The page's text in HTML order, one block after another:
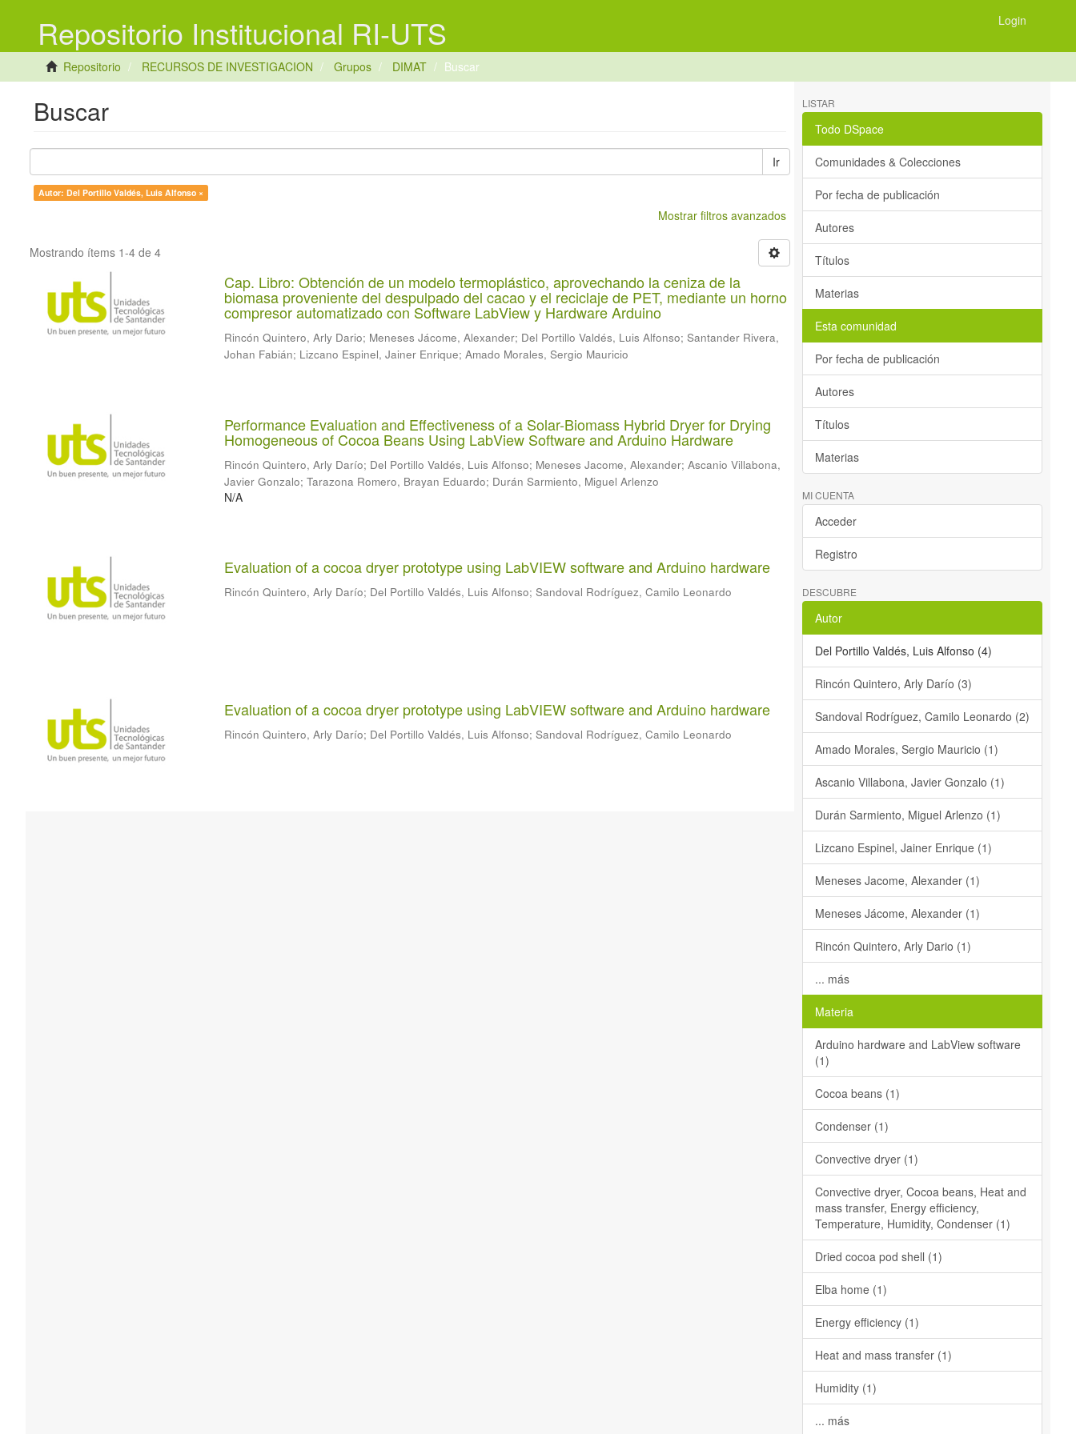
Repositorio Institucional RI-UTS Login
Repositorio RECURSOS DE INVESTIGACION Grupos DIMAT Buscar
Buscar
Ir
Autor: Del Portillo Valdés, Luis Alfonso ×
Mostrar filtros avanzados
Mostrando ítems 1-4 de 4
Cap. Libro: Obtención de un modelo termoplástico, aprovechando la ceniza de la
biomasa proveniente del despulpado del cacao y el reciclaje de PET, mediante un horno
compresor automatizado con Software LabView y Hardware Arduino
Rincón Quintero, Arly Dario; Meneses Jácome, Alexander; Del Portillo Valdés, Luis Alfonso; Santander Rivera,
Johan Fabián; Lizcano Espinel, Jainer Enrique; Amado Morales, Sergio Mauricio
Performance Evaluation and Effectiveness of a Solar-Biomass Hybrid Dryer for Drying
Homogeneous of Cocoa Beans Using LabView Software and Arduino Hardware
Rincón Quintero, Arly Darío; Del Portillo Valdés, Luis Alfonso; Meneses Jacome, Alexander; Ascanio Villabona,
Javier Gonzalo; Tarazona Romero, Brayan Eduardo; Durán Sarmiento, Miguel Arlenzo
N/A
Evaluation of a cocoa dryer prototype using LabVIEW software and Arduino hardware
Rincón Quintero, Arly Darío; Del Portillo Valdés, Luis Alfonso; Sandoval Rodríguez, Camilo Leonardo
Evaluation of a cocoa dryer prototype using LabVIEW software and Arduino hardware
Rincón Quintero, Arly Darío; Del Portillo Valdés, Luis Alfonso; Sandoval Rodríguez, Camilo Leonardo
LISTAR
Todo DSpace
Comunidades & Colecciones
Por fecha de publicación
Autores
Títulos
Materias
Esta comunidad
Por fecha de publicación
Autores
Títulos
Materias
MI CUENTA
Acceder
Registro
DESCUBRE
Autor
Del Portillo Valdés, Luis Alfonso (4)
Rincón Quintero, Arly Darío (3)
Sandoval Rodríguez, Camilo Leonardo (2)
Amado Morales, Sergio Mauricio (1)
Ascanio Villabona, Javier Gonzalo (1)
Durán Sarmiento, Miguel Arlenzo (1)
Lizcano Espinel, Jainer Enrique (1)
Meneses Jacome, Alexander (1)
Meneses Jácome, Alexander (1)
Rincón Quintero, Arly Dario (1)
... más
Materia
Arduino hardware and LabView software
(1)
Cocoa beans (1)
Condenser (1)
Convective dryer (1)
Convective dryer, Cocoa beans, Heat and
mass transfer, Energy efficiency,
Temperature, Humidity, Condenser (1)
Dried cocoa pod shell (1)
Elba home (1)
Energy efficiency (1)
Heat and mass transfer (1)
Humidity (1)
... más